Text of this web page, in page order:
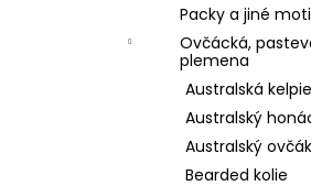
Packy a jiné
Ovčácká,
plemena
Australská kelpie
Australský
Australský ovčák
Bearded kolie